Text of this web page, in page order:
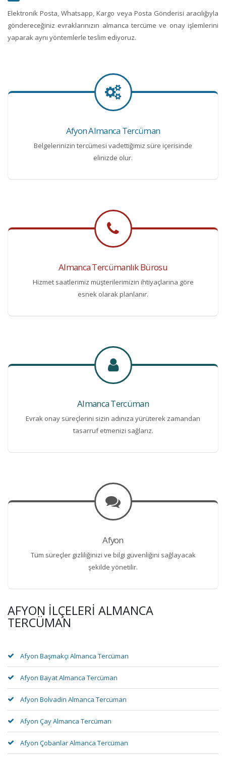
Elektronik Posta, Whatsapp, Kargo veya Posta Gönderisi aracılığıyla
göndereceğiniz evraklarınızın almanca tercüme ve onay işlemlerini
yaparak aynı yöntemlerle teslim ediyoruz.
Afyon Almanca Tercüman
Belgelerinizin tercümesi vadettiğimiz süre içerisinde
elinizde olur.
Almanca Tercümanlık Bürosu
Hizmet saatlerimiz müşterilerimizin ihtiyaçlarına göre
esnek olarak planlanır.
Almanca Tercüman
Evrak onay süreçlerini sizin adınıza yürüterek zamandan
tasarruf etmenizi sağlarız.
Afyon
Tüm süreçler gizliliğinizi ve bilgi güvenliğini sağlayacak
şekilde yönetilir.
AFYON İLÇELERI ALMANCA
TERCÜMAN
Afyon Başmakçı Almanca Tercüman
Afyon Bayat Almanca Tercüman
Afyon Bolvadin Almanca Tercüman
Afyon Çay Almanca Tercüman
Afyon Çobanlar Almanca Tercüman